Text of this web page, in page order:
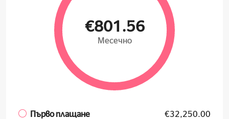
€801.56
Месечно
Първо плащане €32,250.00